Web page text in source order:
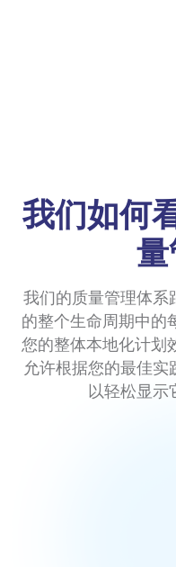
我们如何
量
我们的质量管理体系
的整个生命周期中的
您的整体本地化计划
允许根据您的最佳实
以轻松显示